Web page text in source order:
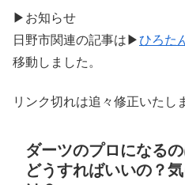
▶お知らせ
日野市関連の記事は▶ひろた
移動しました。
リンク切れは追々修正いたし
ダーツのプロになる
どうすればいいの？